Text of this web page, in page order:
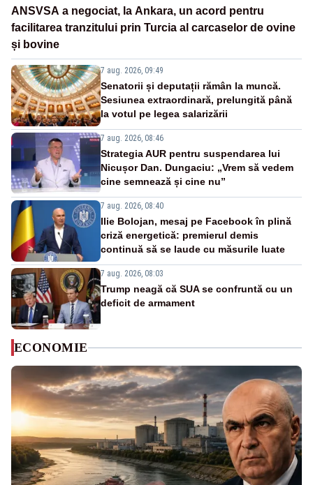
ANSVSA a negociat, la Ankara, un acord pentru
facilitarea tranzitului prin Turcia al carcaselor de ovine
și bovine
7 aug. 2026, 09:49
Senatorii și deputații rămân la muncă.
Sesiunea extraordinară, prelungită până
la votul pe legea salarizării
7 aug. 2026, 08:46
Strategia AUR pentru suspendarea lui
Nicușor Dan. Dungaciu: „Vrem să vedem
cine semnează și cine nu”
7 aug. 2026, 08:40
Ilie Bolojan, mesaj pe Facebook în plină
criză energetică: premierul demis
continuă să se laude cu măsurile luate
7 aug. 2026, 08:03
Trump neagă că SUA se confruntă cu un
deficit de armament
ECONOMIE